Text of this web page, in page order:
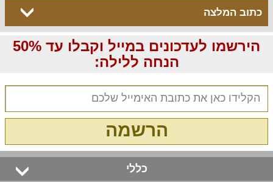
כתוב המלצה
הירשמו לעדכונים במייל וקבלו עד 50%
הנחה ללילה:
הרשמה
כללי